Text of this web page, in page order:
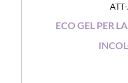
ECO GEL PER